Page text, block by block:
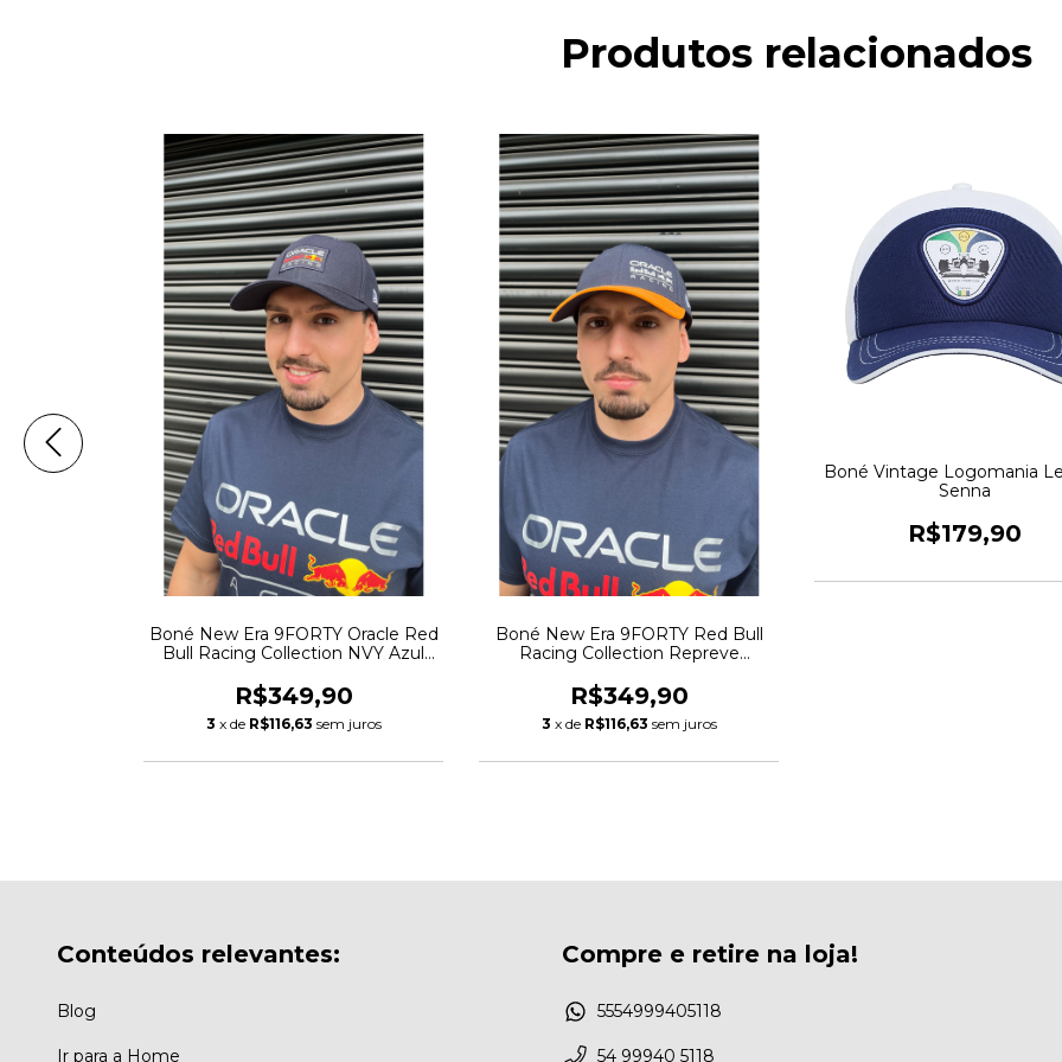
Produtos relacionados
Preto
Boné New Era 9FORTY Oracle Red
Bull Racing Collection NVY Azul
R$349,90
3 x de R$116,63 sem juros
Boné New Era 9FORTY Red Bull
Racing Collection Repreve
R$349,90
3 x de R$116,63 sem juros
Boné Vintage Logomania
Senna
R$179,90
Conteúdos relevantes:
Blog
Ir para a Home
Compre e retire na loja!
5554999405118
54 99940 5118